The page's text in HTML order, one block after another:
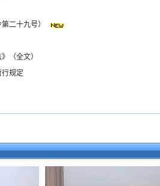
二十九号）
（全文）
规定